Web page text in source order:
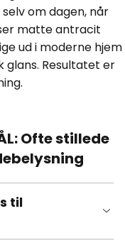
om dagen, når
matte antracit
ud i moderne hjem
Resultatet er
Ofte stillede
til